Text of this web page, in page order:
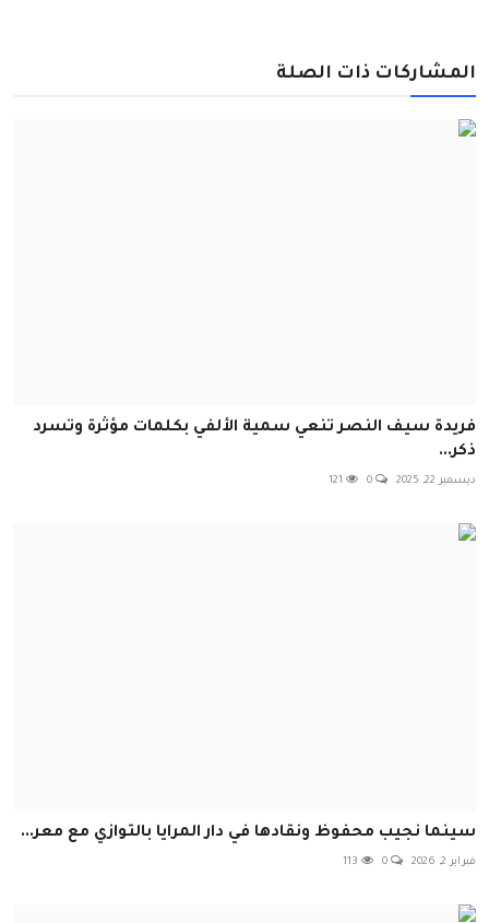
المشاركات ذات الصلة
فريدة سيف النصر تنعي سمية الألفي بكلمات مؤثرة وتسرد
ذكر...
ديسمبر 22, 2025
سينما نجيب محفوظ ونقادها في دار المرايا بالتوازي مع معر...
فبراير 2, 2026